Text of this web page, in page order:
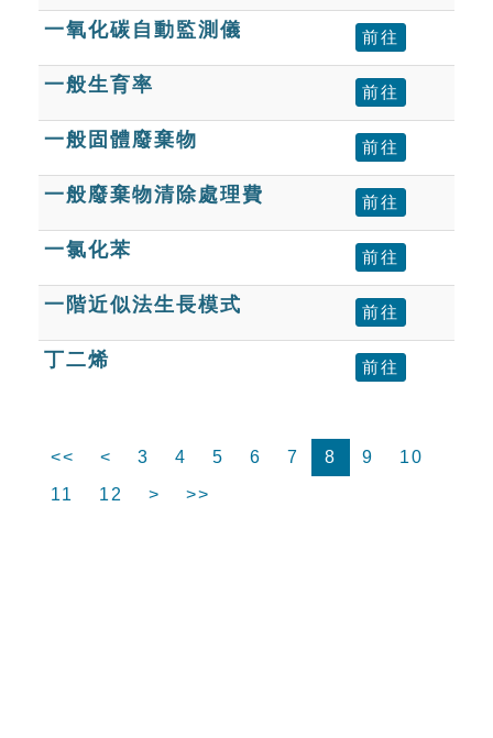
貓頭鷹博士
一氧化碳自動監測儀 前往
一般生育率 前往
一般固體廢棄物 前往
一般廢棄物清除處理費 前往
一氯化苯 前往
一階近似法生長模式 前往
丁二烯 前往
<< < 3 4 5 6 7 8 9
10
11
12 > >>